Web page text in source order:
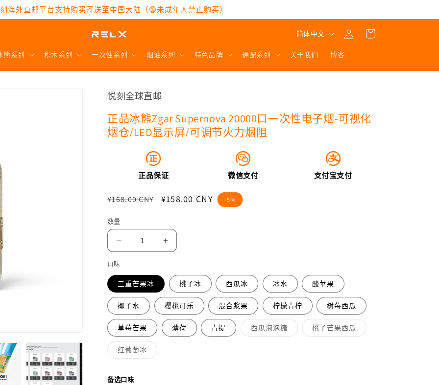
海外直邮平台支持购买寄送至中国大陆（🔞未成年人禁止购买）
熊系列 积木系列 一次性系列 烟油系列 特色品牌 通配系列 关于我们 博客
语
简体中文
录
购
物
悦刻全球直邮
正品冰熊Zgar Supernova 20000口一次性电子烟-可视化
烟仓/LED显示屏/可调节火力烟阻
正品保证 微信支付 支付宝支付
常
价
格
¥168.00 CNY
促
¥158.00 CNY -5%
数量
少
正
品
冰
熊
Zgar
Supernova
20000
口
次
品
冰
熊
Zgar
Supernova
口味
三重芒果冰 桃子冰 西瓜冰 冰水 酸苹果
椰子水 樱桃可乐 混合浆果 柠檬青柠 树莓西瓜
草莓芒果 薄荷 青提 西瓜泡泡糖多
属
桃子芒果西瓜多
属
红葡萄冰多
属
备选口味